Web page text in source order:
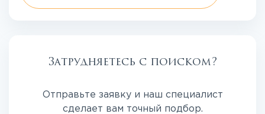
Затрудняетесь с поиском?
Отправьте заявку и наш специалист
сделает вам точный подбор.